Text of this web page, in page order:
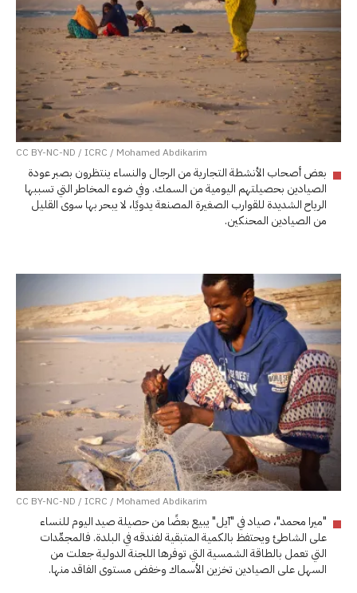
CC BY-NC-ND / ICRC / Mohamed Abdikarim
بعض أصحاب الأنشطة التجارية من الرجال والنساء ينتظرون بصبر عودة
الصيادين بحصيلتهم اليومية من السمك. وفي ضوء المخاطر التي تسببها
الرياح الشديدة للقوارب الصغيرة المصنعة يدويًا، لا يبحر بها سوى القليل
من الصيادين المحنكين.
CC BY-NC-ND / ICRC / Mohamed Abdikarim
"ميرا محمد"، صياد في "آيل" يبيع بعضًا من حصيلة صيد اليوم للنساء
على الشاطئ ويحتفظ بالكمية المتبقية لفندقه في البلدة. فالمجمِّدات
التي تعمل بالطاقة الشمسية التي توفرها اللجنة الدولية جعلت من
السهل على الصيادين تخزين الأسماك وخفض مستوى الفاقد منها.